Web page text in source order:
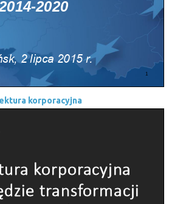
korporacyjna